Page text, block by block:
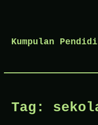
Kumpulan
Tag: